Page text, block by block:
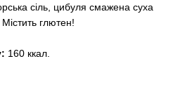
сіль, цибуля смажена суха
глютен!
160 ккал.